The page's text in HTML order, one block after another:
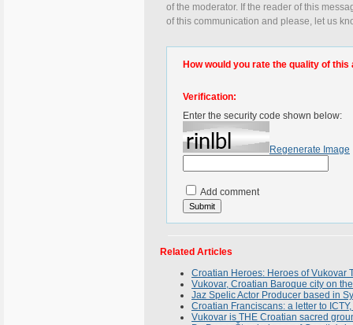
of the moderator. If the reader of this
of this communication and please, let us
How would you rate the quality of this
Verification:
Enter the security code shown below:
Regenerate Image
Add comment
Related Articles
Croatian Heroes: Heroes of Vukovar
Vukovar, Croatian Baroque city on
Jaz Spelic Actor Producer based in
Croatian Franciscans: a letter to
Vukovar is THE Croatian sacred